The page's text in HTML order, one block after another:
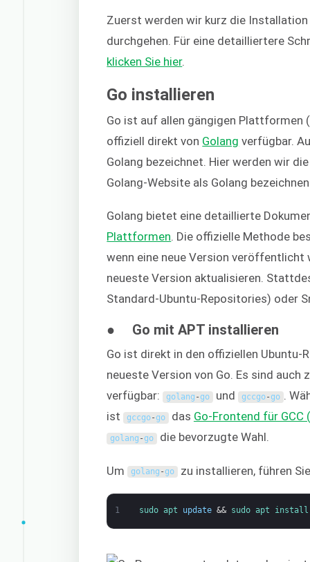
Zuerst werden wir kurz die
durchgehen. Für eine detailliertere
klicken Sie hier.
Go installieren
Go ist auf allen gängigen Plattformen
offiziell direkt von Golang verfügbar.
Golang bezeichnet. Hier werden wir
Golang-Website als Golang
Golang bietet eine detaillierte
Plattformen. Die offizielle Methode
wenn eine neue Version
neueste Version aktualisieren.
Standard-Ubuntu-Repositories) oder
● Go mit APT installieren
Go ist direkt in den offiziellen
neueste Version von Go. Es sind
verfügbar: golang -go und gccgo-go .
ist gccgo-go das Go-Frontend für GCC
golang -go die bevorzugte Wahl.
Um golang -go zu installieren, führen
1 sudo apt update && sudo apt